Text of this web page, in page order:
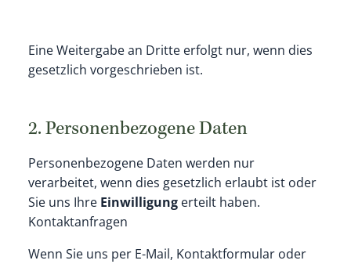
Eine Weitergabe an Dritte erfolgt nur, wenn dies
gesetzlich vorgeschrieben ist.
2. Personenbezogene Daten
Personenbezogene Daten werden nur
verarbeitet, wenn dies gesetzlich erlaubt ist oder
Sie uns Ihre Einwilligungerteilt haben.
Kontaktanfragen
Wenn Sie uns per E-Mail, Kontaktformular oder